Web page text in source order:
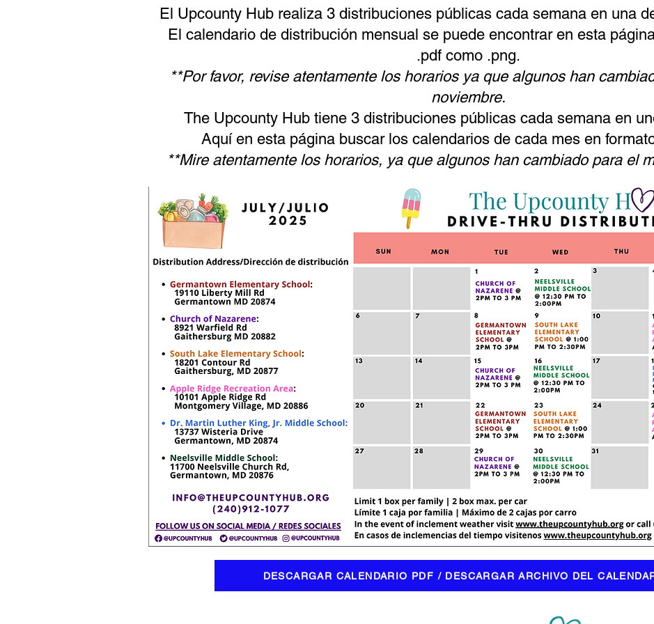
El Upcounty Hub realiza 3 distribuciones públicas cada semana en una
El calendario de distribución mensual se puede encontrar en esta
.pdf como .png.
**Por favor, revise atentamente los horarios ya que algunos han
noviembre.
The Upcounty Hub tiene 3 distribuciones públicas cada semana en
Aquí en esta página buscar los calendarios de cada mes en
**Mire atentamente los horarios, ya que algunos han cambiado para el
DESCARGAR CALENDARIO PDF / DESCARGAR ARCHIVO DEL